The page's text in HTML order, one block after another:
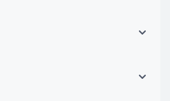
tu cámara incluso después